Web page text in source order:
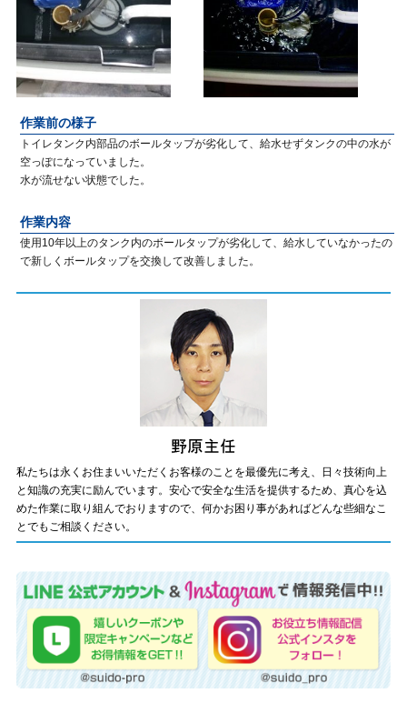
作業前の様子
トイレタンク内部品のボールタップが劣化して、給水せずタンクの中の水が
空っぽになっていました。
水が流せない状態でした。
作業内容
使用10年以上のタンク内のボールタップが劣化して、給水していなかったの
で新しくボールタップを交換して改善しました。
私たちは永くお住まいいただくお客様のことを最優先に考え、日々技術向上
と知識の充実に励んでいます。安心で安全な生活を提供するため、真心を込
めた作業に取り組んでおりますので、何かお困り事があればどんな些細なこ
とでもご相談ください。